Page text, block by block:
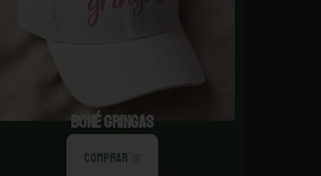
BONÉ GRINGAS
COMPRAR